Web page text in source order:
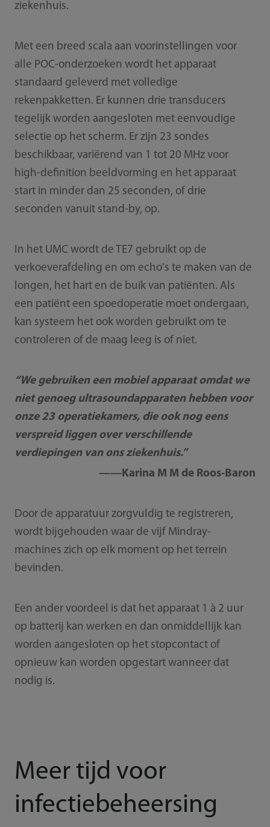
ziekenhuis.
Met een breed scala aan voorinstellingen voor
alle POC-onderzoeken wordt het apparaat
standaard geleverd met volledige
rekenpakketten. Er kunnen drie transducers
tegelijk worden aangesloten met eenvoudige
selectie op het scherm. Er zijn 23 sondes
beschikbaar, variërend van 1 tot 20 MHz voor
high-definition beeldvorming en het apparaat
start in minder dan 25 seconden, of drie
seconden vanuit stand-by, op.
In het UMC wordt de TE7 gebruikt op de
verkoeverafdeling en om echo's te maken van de
longen, het hart en de buik van patiënten. Als
een patiënt een spoedoperatie moet ondergaan,
kan systeem het ook worden gebruikt om te
controleren of de maag leeg is of niet.
“We gebruiken een mobiel apparaat omdat we
niet genoeg ultrasoundapparaten hebben voor
onze 23 operatiekamers, die ook nog eens
verspreid liggen over verschillende
verdiepingen van ons ziekenhuis.”
——Karina M M de Roos-Baron
Door de apparatuur zorgvuldig te registreren,
wordt bijgehouden waar de vijf Mindray-
machines zich op elk moment op het terrein
bevinden.
Een ander voordeel is dat het apparaat 1 à 2 uur
op batterij kan werken en dan onmiddellijk kan
worden aangesloten op het stopcontact of
opnieuw kan worden opgestart wanneer dat
nodig is.
Meer tijd voor
infectiebeheersing